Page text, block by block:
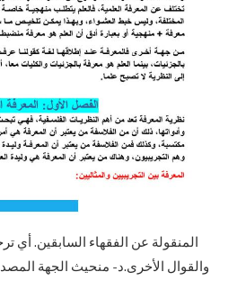
المنقولة عن الفقهاء السابقين. أي
والقوال الأخرى.د- منحيث الجهة